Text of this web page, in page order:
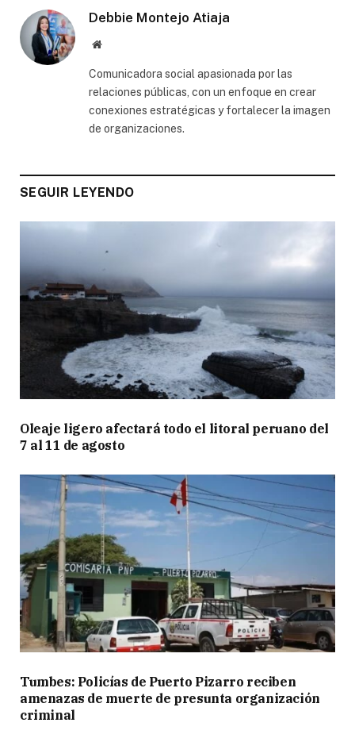
Debbie Montejo Atiaja
Website
Comunicadora social apasionada por las
relaciones públicas, con un enfoque en crear
conexiones estratégicas y fortalecer la imagen
de organizaciones.
SEGUIR LEYENDO
Oleaje ligero afectará todo el litoral peruano del
7 al 11 de agosto
Tumbes: Policías de Puerto Pizarro reciben
amenazas de muerte de presunta organización
criminal